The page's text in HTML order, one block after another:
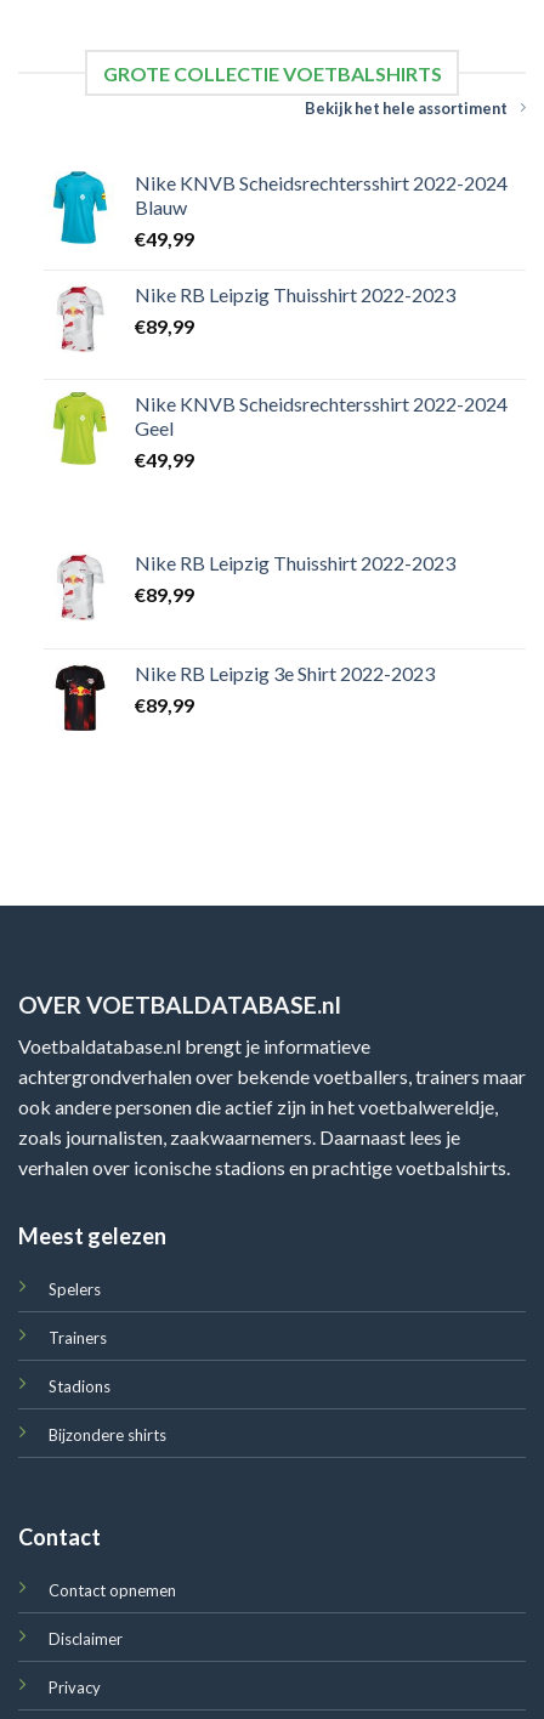
GROTE COLLECTIE VOETBALSHIRTS
Bekijk het hele assortiment
Nike KNVB Scheidsrechtersshirt 2022-2024
Blauw
€49,99
Nike RB Leipzig Thuisshirt 2022-2023
€89,99
Nike KNVB Scheidsrechtersshirt 2022-2024
Geel
€49,99
Nike RB Leipzig Thuisshirt 2022-2023
€89,99
Nike RB Leipzig 3e Shirt 2022-2023
€89,99
OVER VOETBALDATABASE.nl
Voetbaldatabase.nl brengt je informatieve
achtergrondverhalen over bekende voetballers, trainers maar
ook andere personen die actief zijn in het voetbalwereldje,
zoals journalisten, zaakwaarnemers. Daarnaast lees je
verhalen over iconische stadions en prachtige voetbalshirts.
Meest gelezen
Spelers
Trainers
Stadions
Bijzondere shirts
Contact
Contact opnemen
Disclaimer
Privacy